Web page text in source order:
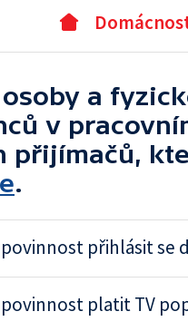
a
v
přijímačů,
.
povinnost přihlásit se
platit TV